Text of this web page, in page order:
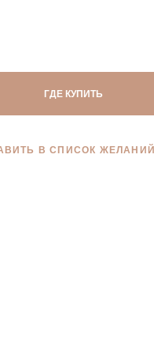
ГДЕ КУПИТЬ
В СПИСОК ЖЕЛАНИЙ